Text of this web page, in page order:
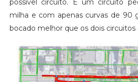
possível circuito. É um circuito
milha e com apenas curvas de 90
bocado melhor que os dois